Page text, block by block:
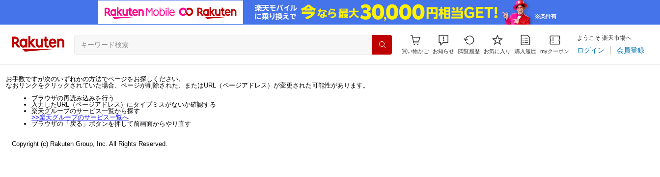
買い物かご お知らせ 閲覧履歴 お気に入り 購入履歴 myクーポン
ようこそ 楽天市場へ
ログイン 会員登録
お手数ですが次のいずれかの方法でページをお探しください。
なおリンクをクリックされていた場合、ページが削除された、またはURL（ページアドレス）が変更された可能性があります。
ブラウザの再読み込みを行う
入力したURL（ページアドレス）にタイプミスがないか確認する
楽天グループのサービス一覧から探す
>>楽天グループのサービス一覧へ
ブラウザの「戻る」ボタンを押して前画面からやり直す
Copyright (c) Rakuten Group, Inc. All Rights Reserved.